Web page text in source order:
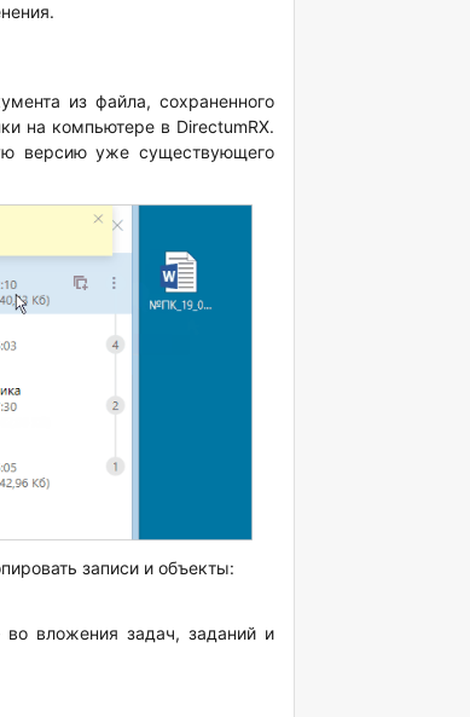
из файла, сохраненного
на компьютере в DirectumRX.
версию уже существующего
записи и объекты:
вложения задач, заданий и